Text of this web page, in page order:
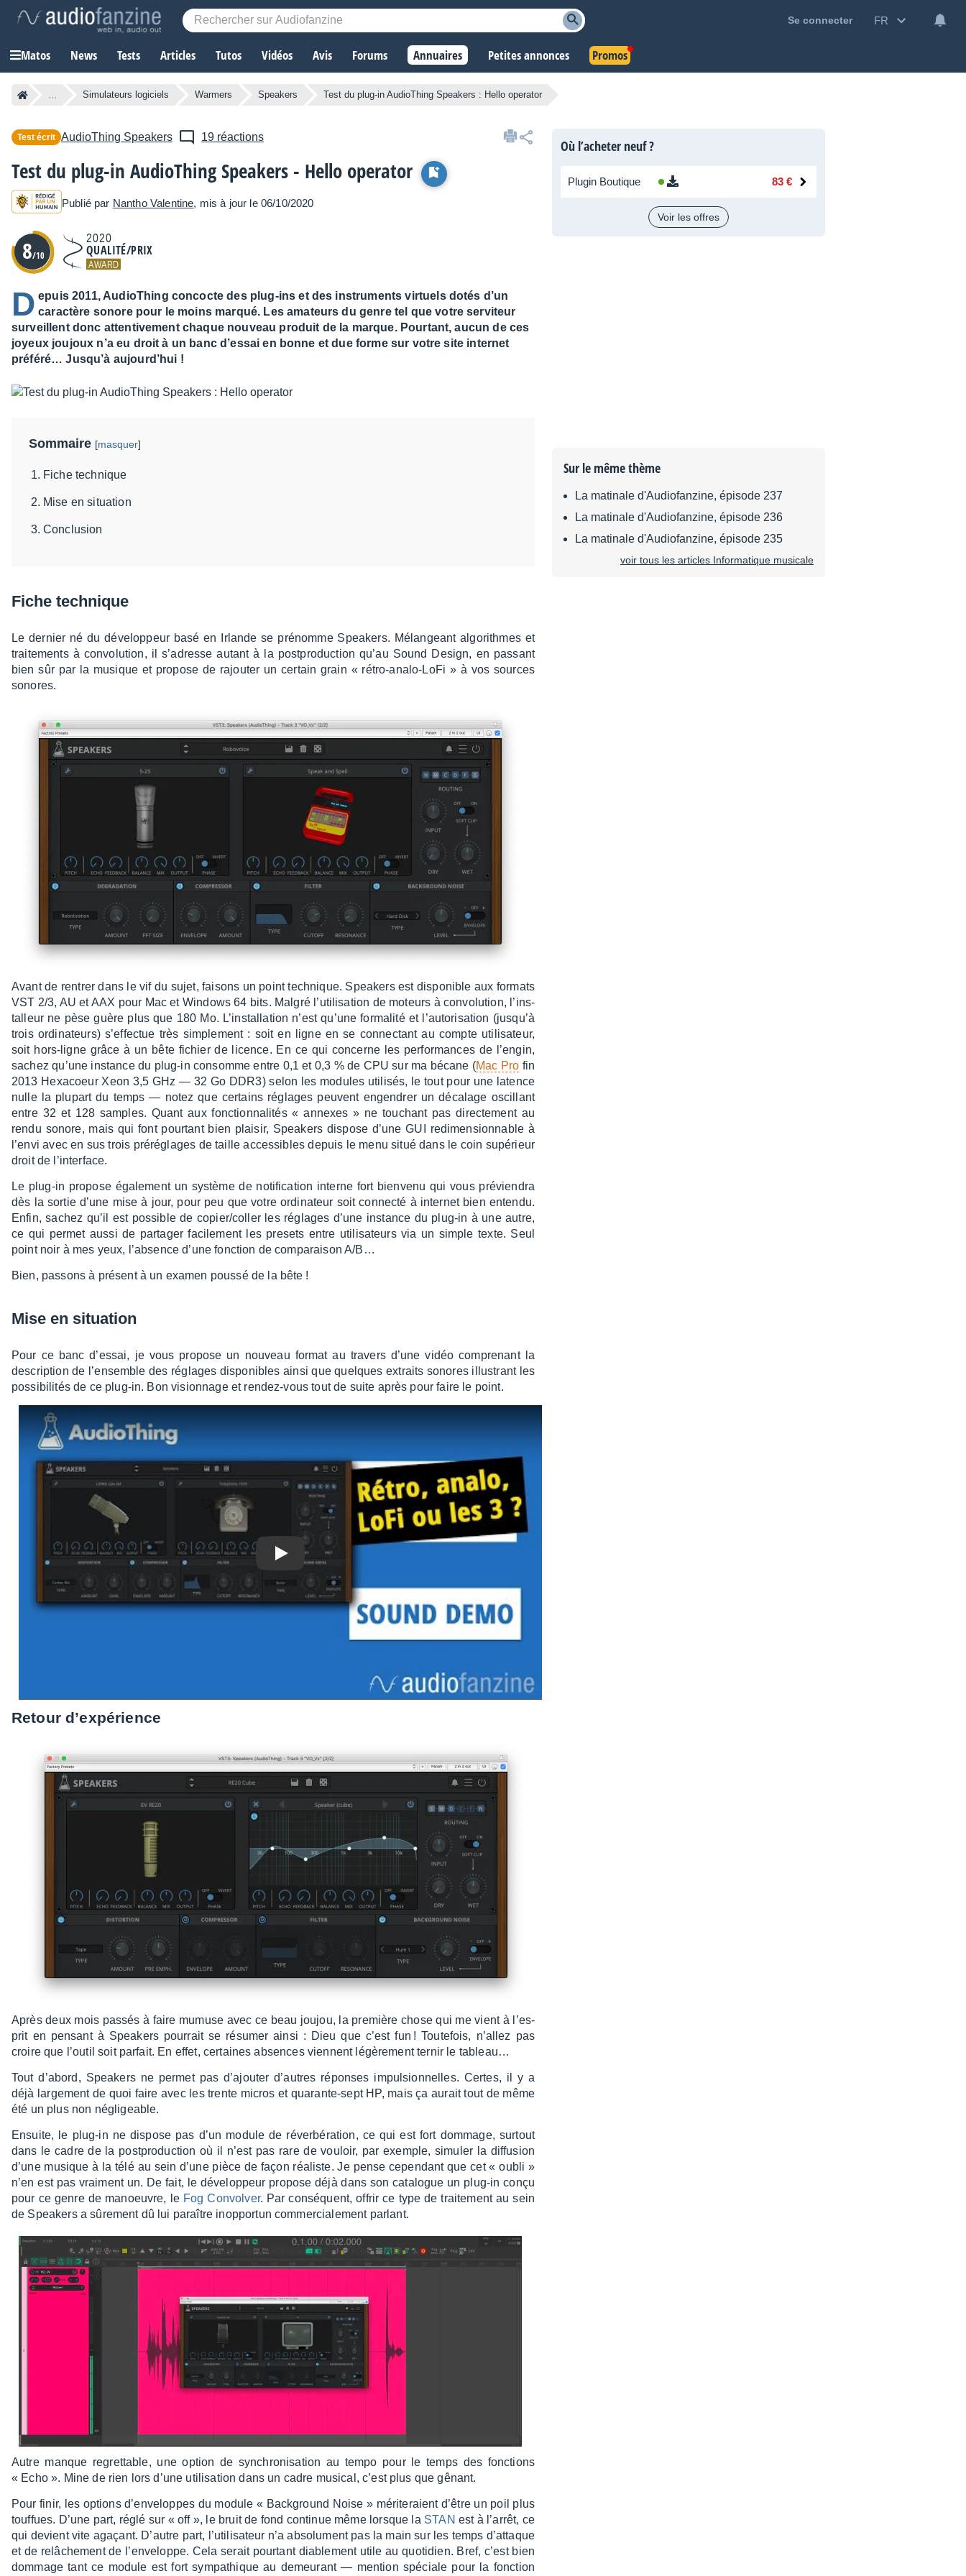
Se connecter FR
Matos News Tests Articles Tutos Vidéos Avis Forums Annuaires Petites annonces Promos
... Simulateurs logiciels Warmers Speakers Test du plug-in AudioThing Speakers : Hello operator
Test écrit AudioThing Speakers 19 réactions
Test du plug-in AudioThing Speakers - Hello operator
Publié par Nantho Valentine, mis à jour le 06/10/2020
8/10
2020
QUALITÉ/PRIX
AWARD
D epuis 2011, AudioThing concocte des plug-ins et des instruments virtuels dotés d’un
caractère sonore pour le moins marqué. Les amateurs du genre tel que votre serviteur
surveillent donc attentivement chaque nouveau produit de la marque. Pourtant, aucun de ces
joyeux joujoux n’a eu droit à un banc d’essai en bonne et due forme sur votre site internet
préféré… Jusqu’à aujourd’hui !
Sommaire [masquer]
Fiche technique
Mise en situation
Conclusion
Fiche tech­nique
Le dernier né du déve­lop­peur basé en Irlande se prénomme Spea­kers. Mélan­geant algo­rithmes et
trai­te­ments à convo­lu­tion, il s’adresse autant à la post­pro­duc­tion qu’au Sound Design, en passant
bien sûr par la musique et propose de rajou­ter un certain grain « rétro-analo-LoFi » à vos sources
sonores.
Avant de rentrer dans le vif du sujet, faisons un point tech­nique. Spea­kers est dispo­nible aux formats
VST 2/3, AU et AAX pour Mac et Windows 64 bits. Malgré l’uti­li­sa­tion de moteurs à convo­lu­tion, l’ins­
tal­leur ne pèse guère plus que 180 Mo. L’ins­tal­la­tion n’est qu’une forma­lité et l’au­to­ri­sa­tion (jusqu’à
trois ordi­na­teurs) s’ef­fec­tue très simple­ment : soit en ligne en se connec­tant au compte utili­sa­teur,
soit hors-ligne grâce à un bête fichier de licence. En ce qui concerne les perfor­mances de l’en­gin,
sachez qu’une instance du plug-in consomme entre 0,1 et 0,3 % de CPU sur ma bécane (Mac Pro fin
2013 Hexa­coeur Xeon 3,5 GHz — 32 Go DDR3) selon les modules utili­sés, le tout pour une latence
nulle la plupart du temps — notez que certains réglages peuvent engen­drer un déca­lage oscil­lant
entre 32 et 128 samples. Quant aux fonc­tion­na­li­tés « annexes » ne touchant pas direc­te­ment au
rendu sonore, mais qui font pour­tant bien plai­sir, Spea­kers dispose d’une GUI redi­men­sion­nable à
l’envi avec en sus trois préré­glages de taille acces­sibles depuis le menu situé dans le coin supé­rieur
droit de l’in­ter­face.
Le plug-in propose égale­ment un système de noti­fi­ca­tion interne fort bien­venu qui vous prévien­dra
dès la sortie d’une mise à jour, pour peu que votre ordi­na­teur soit connecté à inter­net bien entendu.
Enfin, sachez qu’il est possible de copier/coller les réglages d’une instance du plug-in à une autre,
ce qui permet aussi de parta­ger faci­le­ment les presets entre utili­sa­teurs via un simple texte. Seul
point noir à mes yeux, l’ab­sence d’une fonc­tion de compa­rai­son A/B…
Bien, passons à présent à un examen poussé de la bête !
Mise en situa­tion
Pour ce banc d’es­sai, je vous propose un nouveau format au travers d’une vidéo compre­nant la
descrip­tion de l’en­semble des réglages dispo­nibles ainsi que quelques extraits sonores illus­trant les
possi­bi­li­tés de ce plug-in. Bon vision­nage et rendez-vous tout de suite après pour faire le point.
Play
Retour d’ex­pé­rience
Après deux mois passés à faire mumuse avec ce beau joujou, la première chose qui me vient à l’es­
prit en pensant à Spea­kers pour­rait se résu­mer ainsi : Dieu que c’est fun ! Toute­fois, n’al­lez pas
croire que l’ou­til soit parfait. En effet, certaines absences viennent légè­re­ment ternir le tableau…
Tout d’abord, Spea­kers ne permet pas d’ajou­ter d’autres réponses impul­sion­nelles. Certes, il y a
déjà large­ment de quoi faire avec les trente micros et quarante-sept HP, mais ça aurait tout de même
été un plus non négli­geable.
Ensuite, le plug-in ne dispose pas d’un module de réver­bé­ra­tion, ce qui est fort dommage, surtout
dans le cadre de la post­pro­duc­tion où il n’est pas rare de vouloir, par exemple, simu­ler la diffu­sion
d’une musique à la télé au sein d’une pièce de façon réaliste. Je pense cepen­dant que cet « oubli »
n’en est pas vrai­ment un. De fait, le déve­lop­peur propose déjà dans son cata­logue un plug-in conçu
pour ce genre de manoeuvre, le Fog Convol­ver. Par consé­quent, offrir ce type de trai­te­ment au sein
de Spea­kers a sûre­ment dû lui paraître inop­por­tun commer­cia­le­ment parlant.
Autre manque regret­table, une option de synchro­ni­sa­tion au tempo pour le temps des fonc­tions
« Echo ». Mine de rien lors d’une utili­sa­tion dans un cadre musi­cal, c’est plus que gênant.
Pour finir, les options d’en­ve­loppes du module « Back­ground Noise » méri­te­raient d’être un poil plus
touf­fues. D’une part, réglé sur « off », le bruit de fond conti­nue même lorsque la STAN est à l’ar­rêt, ce
qui devient vite agaçant. D’autre part, l’uti­li­sa­teur n’a abso­lu­ment pas la main sur les temps d’at­taque
et de relâ­che­ment de l’en­ve­loppe. Cela serait pour­tant diable­ment utile au quoti­dien. Bref, c’est bien
dommage tant ce module est fort sympa­thique au demeu­rant — mention spéciale pour la fonc­tion
Où l’acheter neuf ?
Plugin Boutique 83 €
Voir les offres
Sur le même thème
La matinale d'Audiofanzine, épisode 237
La matinale d'Audiofanzine, épisode 236
La matinale d'Audiofanzine, épisode 235
voir tous les articles Informatique musicale